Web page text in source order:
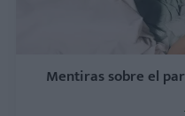
Mentiras sobre el